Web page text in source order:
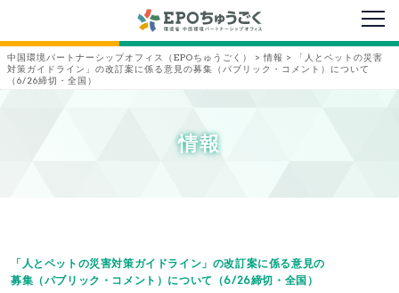
メニ
中国環境パートナーシップオフィス（EPOちゅうごく） > 情報 >
「人とペットの災害
対策ガイドライン」の改訂案に係る意見の募集（パブリック・コメント）について
（6/26締切・全国）
情報
「人とペットの災害対策ガイドライン」の改訂案に係る意見の
募集（パブリック・コメント）について（6/26締切・全国）